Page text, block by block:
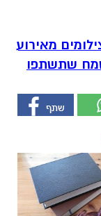
מאירוע
שתשתפו